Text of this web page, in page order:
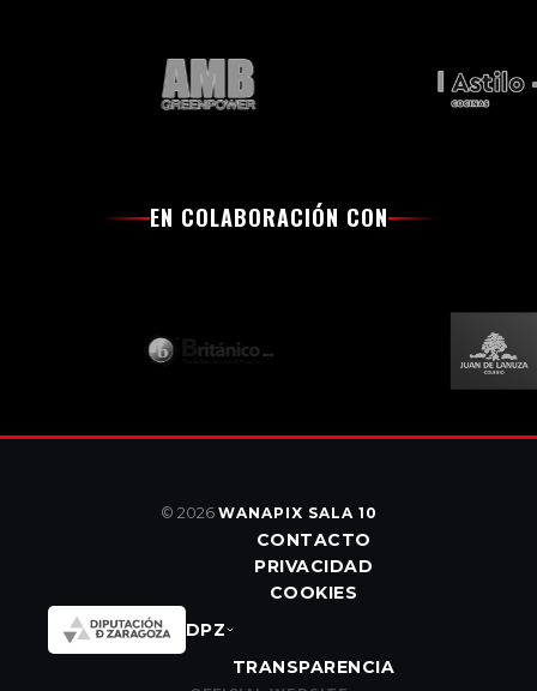
EN COLABORACIÓN CON
© 2026 WANAPIX SALA 10
CONTACTO
PRIVACIDAD
COOKIES
DPZ
TRANSPARENCIA